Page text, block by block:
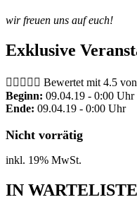
wir freuen uns auf euch!
Exklusive
     Bewertet mit 4.5
Beginn: 09.04.19 - 0:00 Uhr
Ende: 09.04.19 - 0:00 Uhr
Nicht vorrätig
inkl. 19% MwSt.
IN